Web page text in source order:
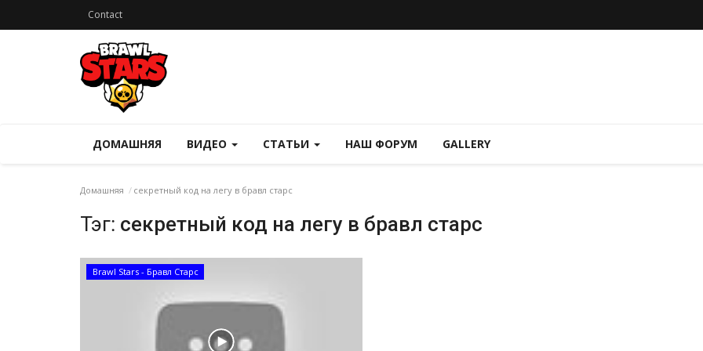
Contact
ДОМАШНЯЯ ВИДЕО СТАТЬИ НАШ ФОРУМ GALLERY
Домашняя секретный код на легу в бравл старс
Тэг: секретный код на легу в бравл старс
Brawl Stars - Бравл Старс